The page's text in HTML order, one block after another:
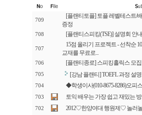
709
[플랜티토플] 토플 레벨테스트/
증정
708 [플랜티스피킹(TSE)] 설명회 안
707
15점 올리기 프로젝트 - 선착순
교재를 무료로...
706 [플랜티종로] 스피킹홀릭스 모
705 [강남 플랜티] TOEFL 과정 설
704 ◆학생이사(010-8675-8286)오피
703 토익 배우는 가장 쉽고 재밌는
702 2012♡한양여대 행원제♡ 놀러